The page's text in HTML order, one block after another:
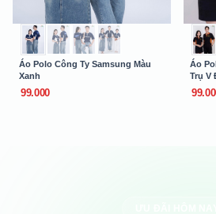
Áo Polo Công Ty Samsung Màu
Xanh
99.000
Áo
Trụ V